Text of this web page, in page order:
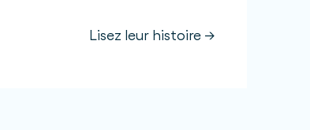
Lisez leur histoire →